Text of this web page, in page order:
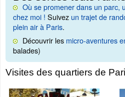
Où se promener dans un parc,
chez moi ! Suivez un trajet de
plein air à Paris.
Découvrir les micro-aventures
balades)
Visites des quartiers de